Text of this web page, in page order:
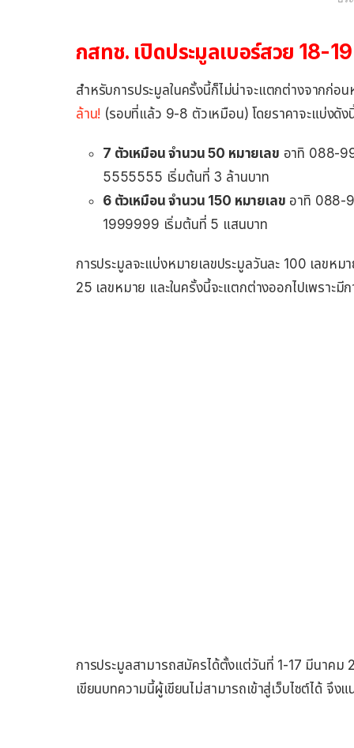
กสทช. เปิดประมูลเบอร์สวย 18-
สำหรับการประมูลในครั้งนี้ก็ไม่น่าจะแตกต่างจากก่อ
ล้าน! (รอบที่แล้ว 9-8 ตัวเหมือน) โดยราคาจะแบ่งดัง
7 ตัวเหมือน จำนวน 50 หมายเลข อาทิ 088-
5555555 เริ่มต้นที่ 3 ล้านบาท
6 ตัวเหมือน จำนวน 150 หมายเลข อาทิ 088-
1999999 เริ่มต้นที่ 5 แสนบาท
การประมูลจะแบ่งหมายเลขประมูลวันละ 100 เลขห
25 เลขหมาย และในครั้งนี้จะแตกต่างออกไปเพราะ
การประมูลสามารถสมัครได้ตั้งแต่วันที่ 1-17 มีนาค
เขียนบทความนี้ผู้เขียนไม่สามารถเข้าสู่เว็บไซต์ได้ จึง